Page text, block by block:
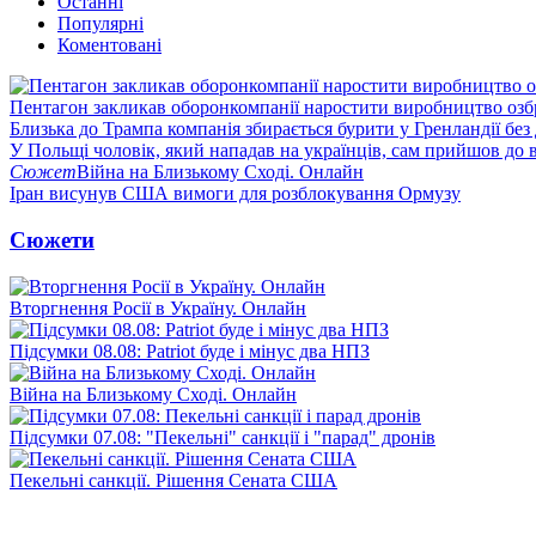
Популярні
Коментовані
Пентагон закликав оборонкомпанії наростити виробництво
Близька до Трампа компанія збирається бурити у Гренландії
У Польщі чоловік, який нападав на українців, сам прийшов до
СюжетВійна на Близькому Сході. Онлайн
Іран висунув США вимоги для розблокування Ормузу
Сюжети
Вторгнення Росії в Україну. Онлайн
Підсумки 08.08: Patriot буде і мінус два НПЗ
Війна на Близькому Сході. Онлайн
Підсумки 07.08: "Пекельні" санкції і "парад" дронів
Пекельні санкції. Рішення Сената США